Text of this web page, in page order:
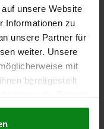
unsere Website
Informationen zu
unsere Partner für
weiter. Unsere
mit
bereitgestellt